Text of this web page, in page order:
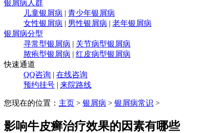
银屑病人群
儿童银屑病 | 青少年银屑病
女性银屑病 | 男性银屑病 | 老年银屑病
银屑病分型
寻常型银屑病 | 关节病型银屑病
脓疱型银屑病 | 红皮病型银屑病
快速通道
QQ咨询 | 在线咨询
预约挂号 | 来院路线
您现在的位置： 主页 > 银屑病 > 银屑病常识 >
影响牛皮癣治疗效果的因素有哪些